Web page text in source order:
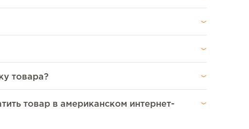
товара?
товар в американском интернет-